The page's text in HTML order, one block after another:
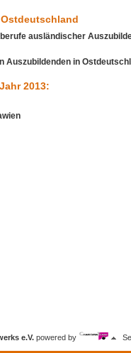
ausländischer
Auszubildenden in
2013:
e.V. powered by